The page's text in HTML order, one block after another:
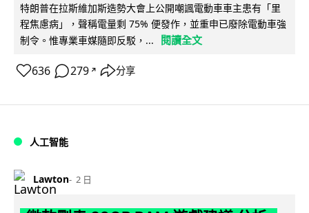
特朗普在拉斯維加斯造勢大會上公開嘲諷電動車車主患有「里
程焦慮病」，聲稱電量剩 75% 便發作，並重申已廢除電動車強
制令。惟專業車媒隨即反駁，...
閱讀全文
636 279 ↗ 分享
人工智能
Lawton 2 日